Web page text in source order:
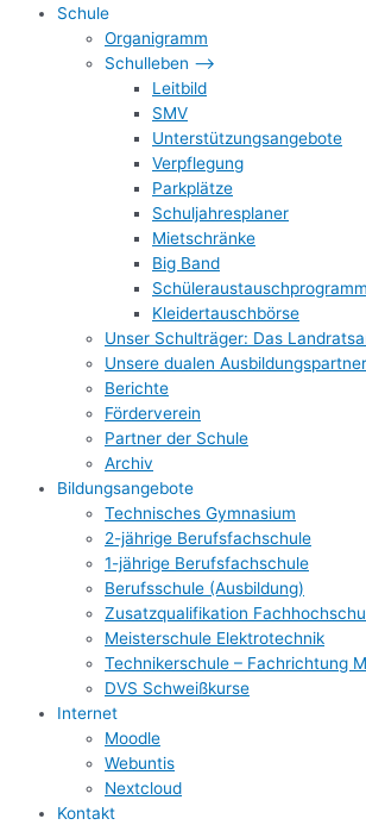
Schule
Organigramm
Schulleben –>
Leitbild
SMV
Unterstützungsangebote
Verpflegung
Parkplätze
Schuljahresplaner
Mietschränke
Big Band
Schüleraustauschprogramm
Kleidertauschbörse
Unser Schulträger: Das
Unsere dualen Ausbildungspartner
Berichte
Förderverein
Partner der Schule
Archiv
Bildungsangebote
Technisches Gymnasium
2-jährige Berufsfachschule
1-jährige Berufsfachschule
Berufsschule (Ausbildung)
Zusatzqualifikation
Meisterschule Elektrotechnik
Technikerschule – Fachrichtung
DVS Schweißkurse
Internet
Moodle
Webuntis
Nextcloud
Kontakt